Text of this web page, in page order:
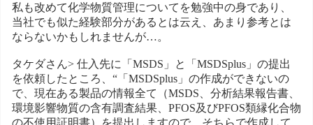
私も改めて化学物質管理についてを勉強中の身であり、
当社でも似た経験部分があるとは云え、あまり参考とは
ならないかもしれませんが…。
タケダさん> 仕入先に「MSDS」と「MSDSplus」の提出
を依頼したところ、“「MSDSplus」の作成ができないの
で、現在ある製品の情報全て（MSDS、分析結果報告書、
環境影響物質の含有調査結果、PFOS及びPFOS類縁化合物
の不使用証明書）を提出しますので、そちらで作成して